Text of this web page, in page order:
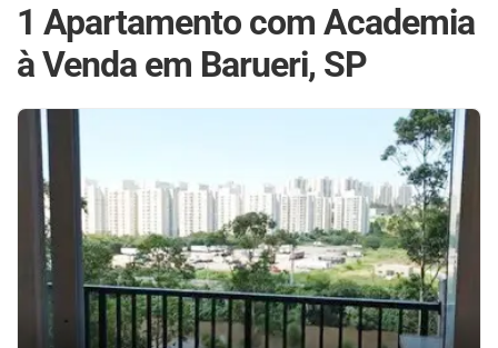
1 Apartamento com Academia
à Venda em Barueri, SP